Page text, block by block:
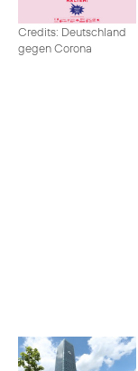
Credits: Deutschland
gegen Corona